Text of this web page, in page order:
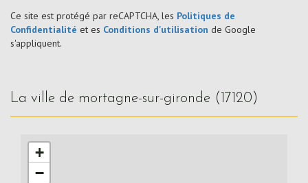
Ce site est protégé par reCAPTCHA, les Politiques de
Confidentialité et es Conditions d'utilisation de Google
s'appliquent.
la ville de mortagne-sur-gironde (17120)
+
−